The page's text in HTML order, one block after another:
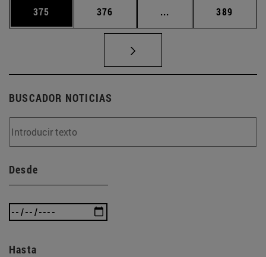
Página
375 Página
376 ... Páginas intermedias
Página
389
BUSCADOR NOTICIAS
Desde
Hasta